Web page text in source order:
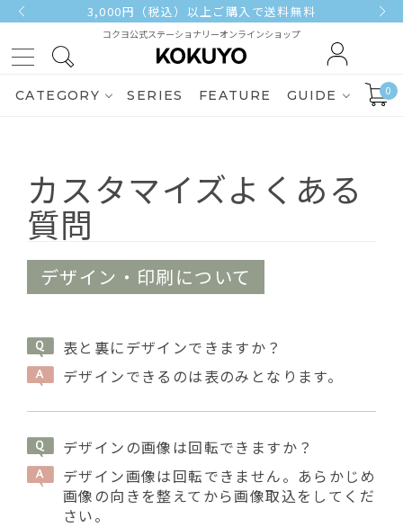
3,000円（税込）以上ご購入で送料無料
コクヨ公式ステーショナリーオンラインショップ
CATEGORY SERIES FEATURE GUIDE 0
カスタマイズよくある
質問
デザイン・印刷について
表と裏にデザインできますか？
デザインできるのは表のみとなります。
デザインの画像は回転できますか？
デザイン画像は回転できません。あらかじめ
画像の向きを整えてから画像取込をしてくだ
さい。